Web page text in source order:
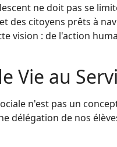
ne doit pas se
citoyens prêts à
vision : de l'action
Vie au
n'est pas un
délégation de nos